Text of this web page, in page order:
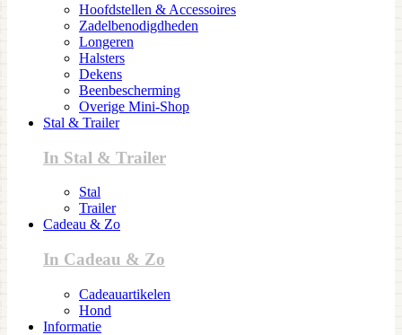
Hoofdstellen & Accessoires
Zadelbenodigdheden
Longeren
Halsters
Dekens
Beenbescherming
Overige Mini-Shop
Stal & Trailer
In Stal & Trailer
Stal
Trailer
Cadeau & Zo
In Cadeau & Zo
Cadeauartikelen
Hond
Informatie